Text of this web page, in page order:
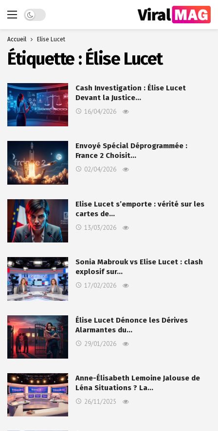
Dark mode
Accueil Élise Lucet
Étiquette : Élise Lucet
Cash Investigation : Élise Lucet
Devant la Justice…
16/04/2026
Envoyé Spécial Déprogrammée :
France 2 Choisit…
02/04/2026
Elise Lucet s’emporte : vérité sur les
cartes de…
13/03/2026
Sonia Mabrouk vs Elise Lucet : clash
explosif sur…
17/02/2026
Élise Lucet Dénonce les Dérives
Alarmantes du…
29/01/2026
Anne-Élisabeth Lemoine Jalouse de
Léna Situations ? La…
26/11/2025